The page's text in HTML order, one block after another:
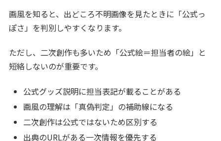
画風を知ると、出どころ不明画像を見たときに「公式っ
ぽさ」を判別しやすくなります。
ただし、二次創作も多いため「公式絵＝担当者の絵」と
短絡しないのが重要です。
公式グッズ説明に担当表記が載ることがある
画風の理解は「真偽判定」の補助線になる
二次創作は公式ではないため区別する
出典のURLがある一次情報を優先する